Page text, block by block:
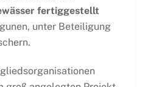
fertiggestellt
unter Beteiligung